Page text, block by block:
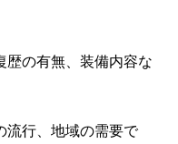
歴の有無、装備内容な
流行、地域の需要で